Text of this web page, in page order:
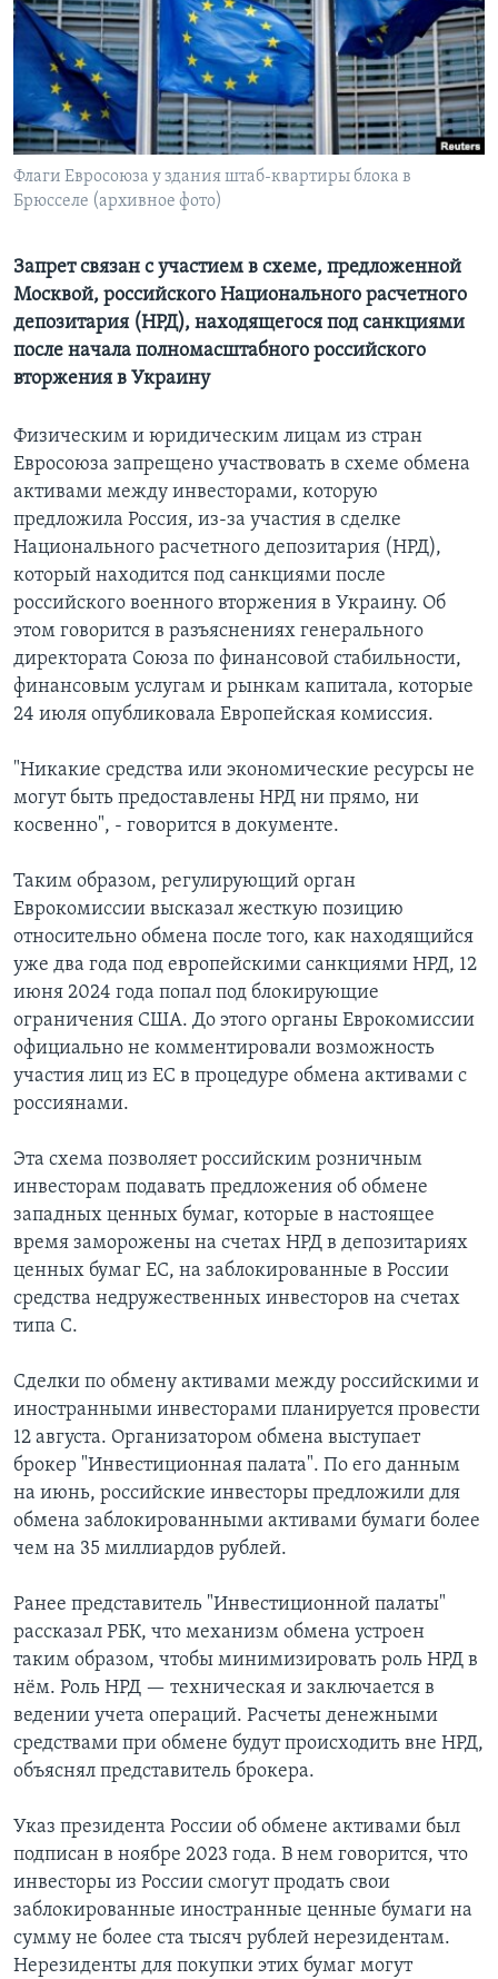
Learning English
СОЦИАЛЬНЫЕ СЕТИ
Языки
Флаги Евросоюза у здания штаб-квартиры блока в
Брюсселе (архивное фото)
Запрет связан с участием в схеме, предложенной
Москвой, российского Национального расчетного
депозитария (НРД), находящегося под санкциями
после начала полномасштабного российского
вторжения в Украину
Физическим и юридическим лицам из стран
Евросоюза запрещено участвовать в схеме обмена
активами между инвесторами, которую
предложила Россия, из-за участия в сделке
Национального расчетного депозитария (НРД),
который находится под санкциями после
российского военного вторжения в Украину. Об
этом говорится в разъяснениях генерального
директората Союза по финансовой стабильности,
финансовым услугам и рынкам капитала, которые
24 июля опубликовала Европейская комиссия.
"Никакие средства или экономические ресурсы не
могут быть предоставлены НРД ни прямо, ни
косвенно", - говорится в документе.
Таким образом, регулирующий орган
Еврокомиссии высказал жесткую позицию
относительно обмена после того, как находящийся
уже два года под европейскими санкциями НРД, 12
июня 2024 года попал под блокирующие
ограничения США. До этого органы Еврокомиссии
официально не комментировали возможность
участия лиц из ЕС в процедуре обмена активами с
россиянами.
Эта схема позволяет российским розничным
инвесторам подавать предложения об обмене
западных ценных бумаг, которые в настоящее
время заморожены на счетах НРД в депозитариях
ценных бумаг ЕС, на заблокированные в России
средства недружественных инвесторов на счетах
типа С.
Сделки по обмену активами между российскими и
иностранными инвесторами планируется провести
12 августа. Организатором обмена выступает
брокер "Инвестиционная палата". По его данным
на июнь, российские инвесторы предложили для
обмена заблокированными активами бумаги более
чем на 35 миллиардов рублей.
Ранее представитель "Инвестиционной палаты"
рассказал РБК, что механизм обмена устроен
таким образом, чтобы минимизировать роль НРД в
нём. Роль НРД — техническая и заключается в
ведении учета операций. Расчеты денежными
средствами при обмене будут происходить вне НРД,
объяснял представитель брокера.
Указ президента России об обмене активами был
подписан в ноябре 2023 года. В нем говорится, что
инвесторы из России смогут продать свои
заблокированные иностранные ценные бумаги на
сумму не более ста тысяч рублей нерезидентам.
Нерезиденты для покупки этих бумаг могут